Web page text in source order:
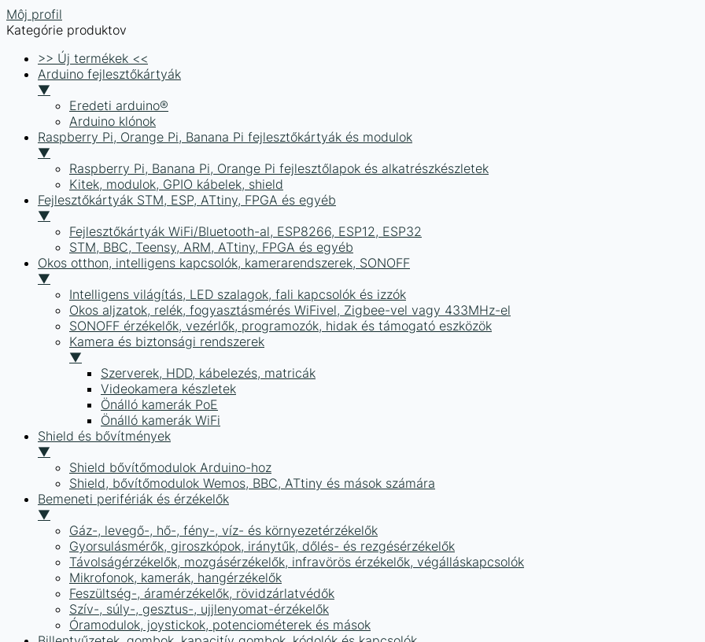
Môj profil
Kategórie produktov
>> Új termékek <<
Arduino fejlesztőkártyák
▼
Eredeti arduino®
Arduino klónok
Raspberry Pi, Orange Pi, Banana Pi fejlesztőkártyák és modulok
▼
Raspberry Pi, Banana Pi, Orange Pi fejlesztőlapok és alkatrészkészletek
Kitek, modulok, GPIO kábelek, shield
Fejlesztőkártyák STM, ESP, ATtiny, FPGA és egyéb
▼
Fejlesztőkártyák WiFi/Bluetooth-al, ESP8266, ESP12, ESP32
STM, BBC, Teensy, ARM, ATtiny, FPGA és egyéb
Okos otthon, intelligens kapcsolók, kamerarendszerek, SONOFF
▼
Intelligens világítás, LED szalagok, fali kapcsolók és izzók
Okos aljzatok, relék, fogyasztásmérés WiFivel, Zigbee-vel vagy 433MHz-el
SONOFF érzékelők, vezérlők, programozók, hidak és támogató eszközök
Kamera és biztonsági rendszerek
▼
Szerverek, HDD, kábelezés, matricák
Videokamera készletek
Önálló kamerák PoE
Önálló kamerák WiFi
Shield és bővítmények
▼
Shield bővítőmodulok Arduino-hoz
Shield, bővítőmodulok Wemos, BBC, ATtiny és mások számára
Bemeneti perifériák és érzékelők
▼
Gáz-, levegő-, hő-, fény-, víz- és környezetérzékelők
Gyorsulásmérők, giroszkópok, iránytűk, dőlés- és rezgésérzékelők
Távolságérzékelők, mozgásérzékelők, infravörös érzékelők, végálláskapcsolók
Mikrofonok, kamerák, hangérzékelők
Feszültség-, áramérzékelők, rövidzárlatvédők
Szív-, súly-, gesztus-, ujjlenyomat-érzékelők
Óramodulok, joystickok, potenciométerek és mások